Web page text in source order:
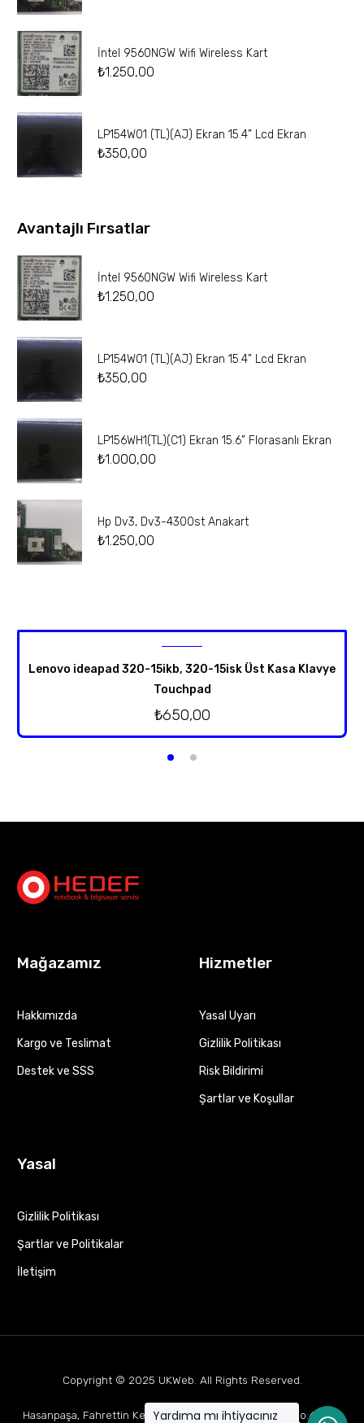
İntel 9560NGW Wifi Wireless Kart
₺1.250,00
LP154W01 (TL)(AJ) Ekran 15.4” Lcd Ekran
₺350,00
Avantajlı Fırsatlar
İntel 9560NGW Wifi Wireless Kart
₺1.250,00
LP154W01 (TL)(AJ) Ekran 15.4” Lcd Ekran
₺350,00
LP156WH1(TL)(C1) Ekran 15.6” Florasanlı Ekran
₺1.000,00
Hp Dv3, Dv3-4300st Anakart
₺1.250,00
Lenovo ideapad 320-15ikb, 320-15isk Üst Kasa Klavye
Touchpad
₺650,00
Mağazamız
Hakkımızda
Kargo ve Teslimat
Destek ve SSS
Hizmetler
Yasal Uyarı
Gizlilik Politikası
Risk Bildirimi
Şartlar ve Koşullar
Yasal
Gizlilik Politikası
Şartlar ve Politikalar
İletişim
Copyright © 2025 UKWeb . All Rights Reserved.
Hasanpaşa, Fahrettin Kerim Gökay Cd Mukaddes Apt No:63 D:1,
Yardıma mı ihtiyacınız